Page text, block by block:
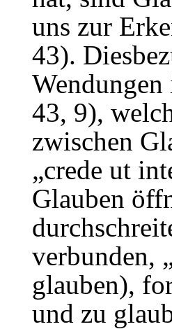
uns zur
43).
43, 9),
zwischen
„crede ut
Glauben
verbunden,
glauben),
und zu